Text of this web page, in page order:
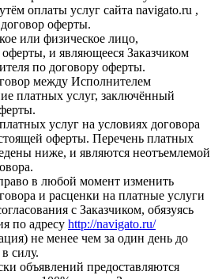
оплаты услуг сайта navigato.ru ,
оферты.
или физическое лицо,
и являющееся Заказчиком
по договору оферты.
между Исполнителем
платных услуг, заключённый
услуг на условиях договора
оферты. Перечень платных
ниже, и являются неотъемлемой
в любой момент изменить
и расценки на платные услуги
с Заказчиком, обязуясь
по адресу http://navigato.ru/
не менее чем за один день до
силу.
объявлений предоставляются